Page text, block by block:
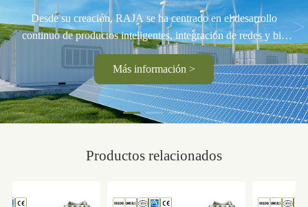
Desde su creación, RAJA se ha centrado en el desarrollo
continuo de productos inteligentes, integración de redes y big
data, plataforma de computación en la nube. En diferentes etapas
del ciclo de vida de las baterías de nueva energía, la gestión de
aplicaciones se puede llevar a cabo en diferentes escenarios para
realizar la recuperación de recursos y la utilización en cascada,
cubriendo toda la gestión del ciclo de vida de las baterías.
Más información >
>
<
Productos relacionados